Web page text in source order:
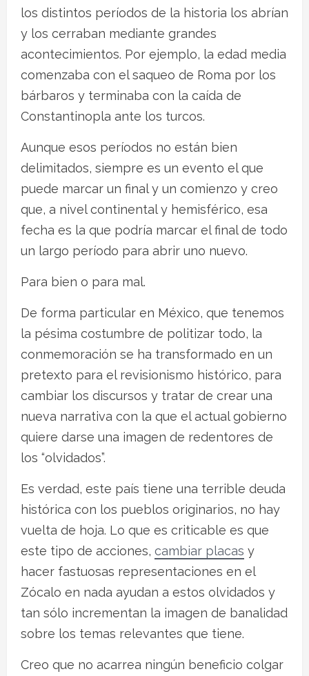
los distintos períodos de la historia los abrían
y los cerraban mediante grandes
acontecimientos. Por ejemplo, la edad media
comenzaba con el saqueo de Roma por los
bárbaros y terminaba con la caída de
Constantinopla ante los turcos.
Aunque esos períodos no están bien
delimitados, siempre es un evento el que
puede marcar un final y un comienzo y creo
que, a nivel continental y hemisférico, esa
fecha es la que podría marcar el final de todo
un largo período para abrir uno nuevo.
Para bien o para mal.
De forma particular en México, que tenemos
la pésima costumbre de politizar todo, la
conmemoración se ha transformado en un
pretexto para el revisionismo histórico, para
cambiar los discursos y tratar de crear una
nueva narrativa con la que el actual gobierno
quiere darse una imagen de redentores de
los “olvidados”.
Es verdad, este país tiene una terrible deuda
histórica con los pueblos originarios, no hay
vuelta de hoja. Lo que es criticable es que
este tipo de acciones, cambiar placas y
hacer fastuosas representaciones en el
Zócalo en nada ayudan a estos olvidados y
tan sólo incrementan la imagen de banalidad
sobre los temas relevantes que tiene.
Creo que no acarrea ningún beneficio colgar